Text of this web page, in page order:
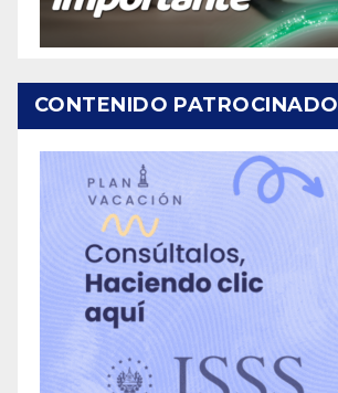
CONTENIDO PATROCINADO